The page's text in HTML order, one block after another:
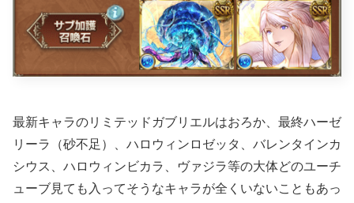
最新キャラのリミテッドガブリエルはおろか、最終ハーゼ
リーラ（砂不足）、ハロウィンロゼッタ、バレンタインカ
シウス、ハロウィンビカラ、ヴァジラ等の大体どのユーチ
ューブ見ても入ってそうなキャラが全くいないこともあっ